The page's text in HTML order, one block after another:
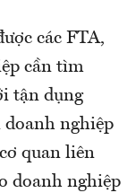
các FTA,
cần tìm
tận dụng
doanh nghiệp
quan liên
doanh nghiệp